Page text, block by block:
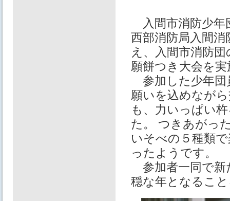
入間市消防少年
西部消防局入間
え、入間市消防
願餅つき大会を
参加した少年団
願いを込めなが
も、力いっぱい
た。 つきあがっ
いそべの５種類
ったようです。
参加者一同で新
穏な年となるこ